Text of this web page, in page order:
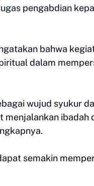
pengabdian
bahwa
dalam
wujud syukur
ibadah
semakin